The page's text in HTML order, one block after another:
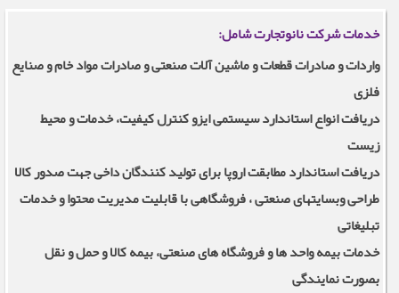
خدمات شرکت نانوتجارت شامل:
واردات و صادرات قطعات و ماشین آلات صنعتی و صادرات مواد خام و صنایع
فلزی
دریافت انواع استاندارد سیستمی ایزو کنترل کیفیت، خدمات و محیط
زیست
دریافت استاندارد مطابقت اروپا برای تولید کنندگان داخی جهت صدور کالا
طراحی وبسایتهای صنعتی ، فروشگاهی با قابلیت مدیریت محتوا و خدمات
تبلیغاتی
خدمات بیمه واحد ها و فروشگاه های صنعتی، بیمه کالا و حمل و نقل
بصورت نمایندگی